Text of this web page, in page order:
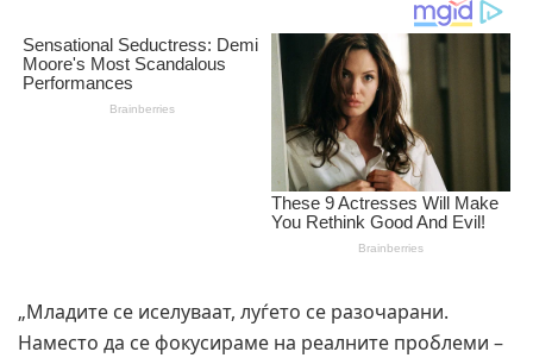
„Младите се иселуваат, луѓето се разочарани.
Наместо да се фокусираме на реалните проблеми –